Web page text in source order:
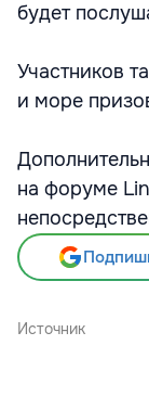
будет
Участников
и море
на форуме
Источник